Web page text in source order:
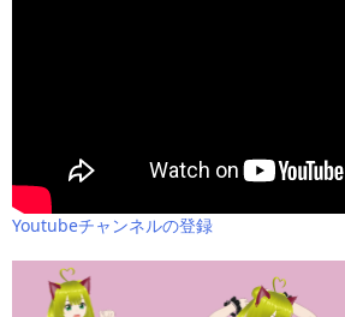
Youtubeチャンネルの登録